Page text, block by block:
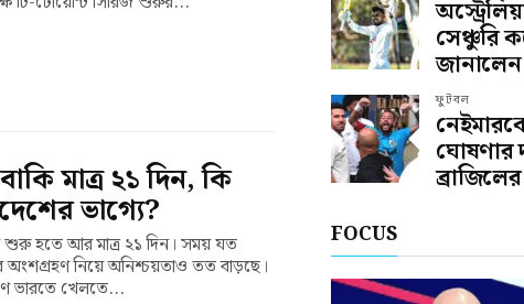
মাত্র ২১ দিন, কি
ভাগ্যে?
শুরু হতে আর মাত্র ২১ দিন। সময় যত
অংশগ্রহণ নিয়ে অনিশ্চয়তাও তত বাড়ছে।
ভারতে খেলতে...
সেঞ্চুরি
ফুটবল
ঘোষণার
FOCUS